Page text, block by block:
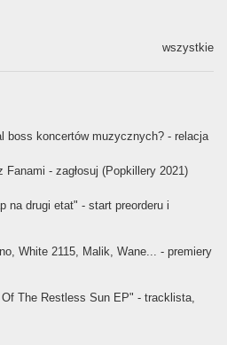
wszystkie
boss koncertów muzycznych? - relacja
- zagłosuj (Popkillery 2021)
na drugi etat" - start preorderu i
White 2115, Malik, Wane... - premiery
The Restless Sun EP" - tracklista,